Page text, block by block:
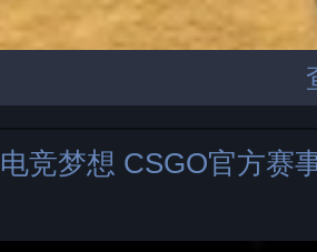
竞梦想 CSGO官方赛